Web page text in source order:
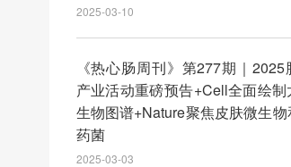
2025-03-10
《热心肠周刊》第277期｜
产业活动重磅预告+Cell全面绘
生物图谱+Nature聚焦皮肤微生
药菌
2025-03-03